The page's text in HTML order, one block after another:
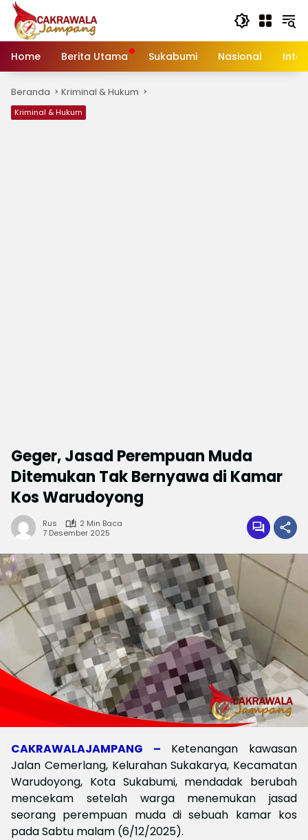
Langsung
konten
Home
Berita Utama Sukabumi Nasional
Beranda Kriminal & Hukum
Kriminal & Hukum
Geger, Jasad Perempuan Muda
Ditemukan Tak Bernyawa di Kamar
Kos Warudoyong
Rus
2 Min Baca
7 Desember 2025
CAKRAWALAJAMPANG – Ketenangan kawasan
Jalan Cemerlang, Kelurahan Sukakarya, Kecamatan
Warudoyong, Kota Sukabumi, mendadak berubah
mencekam setelah warga menemukan jasad
seorang perempuan muda di sebuah kamar kos
pada Sabtu malam (6/12/2025).